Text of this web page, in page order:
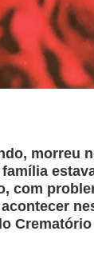
morreu
com